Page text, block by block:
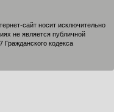
сайт носит исключительно
не является публичной
кодекса